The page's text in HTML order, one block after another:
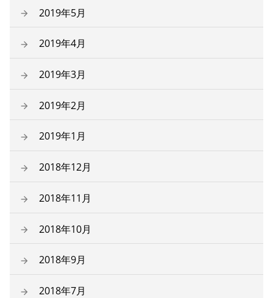
2019年5月
2019年4月
2019年3月
2019年2月
2019年1月
2018年12月
2018年11月
2018年10月
2018年9月
2018年7月